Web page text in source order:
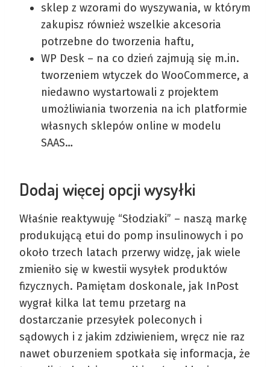
sklep z wzorami do wyszywania, w którym
zakupisz również wszelkie akcesoria
potrzebne do tworzenia haftu,
WP Desk – na co dzień zajmują się m.in.
tworzeniem wtyczek do WooCommerce, a
niedawno wystartowali z projektem
umożliwiania tworzenia na ich platformie
własnych sklepów online w modelu
SAAS…
Dodaj więcej opcji wysyłki
Właśnie reaktywuję “Słodziaki” – naszą markę
produkującą etui do pomp insulinowych i po
około trzech latach przerwy widzę, jak wiele
zmieniło się w kwestii wysyłek produktów
fizycznych. Pamiętam doskonale, jak InPost
wygrał kilka lat temu przetarg na
dostarczanie przesyłek poleconych i
sądowych i z jakim zdziwieniem, wręcz nie raz
nawet oburzeniem spotkała się informacja, że